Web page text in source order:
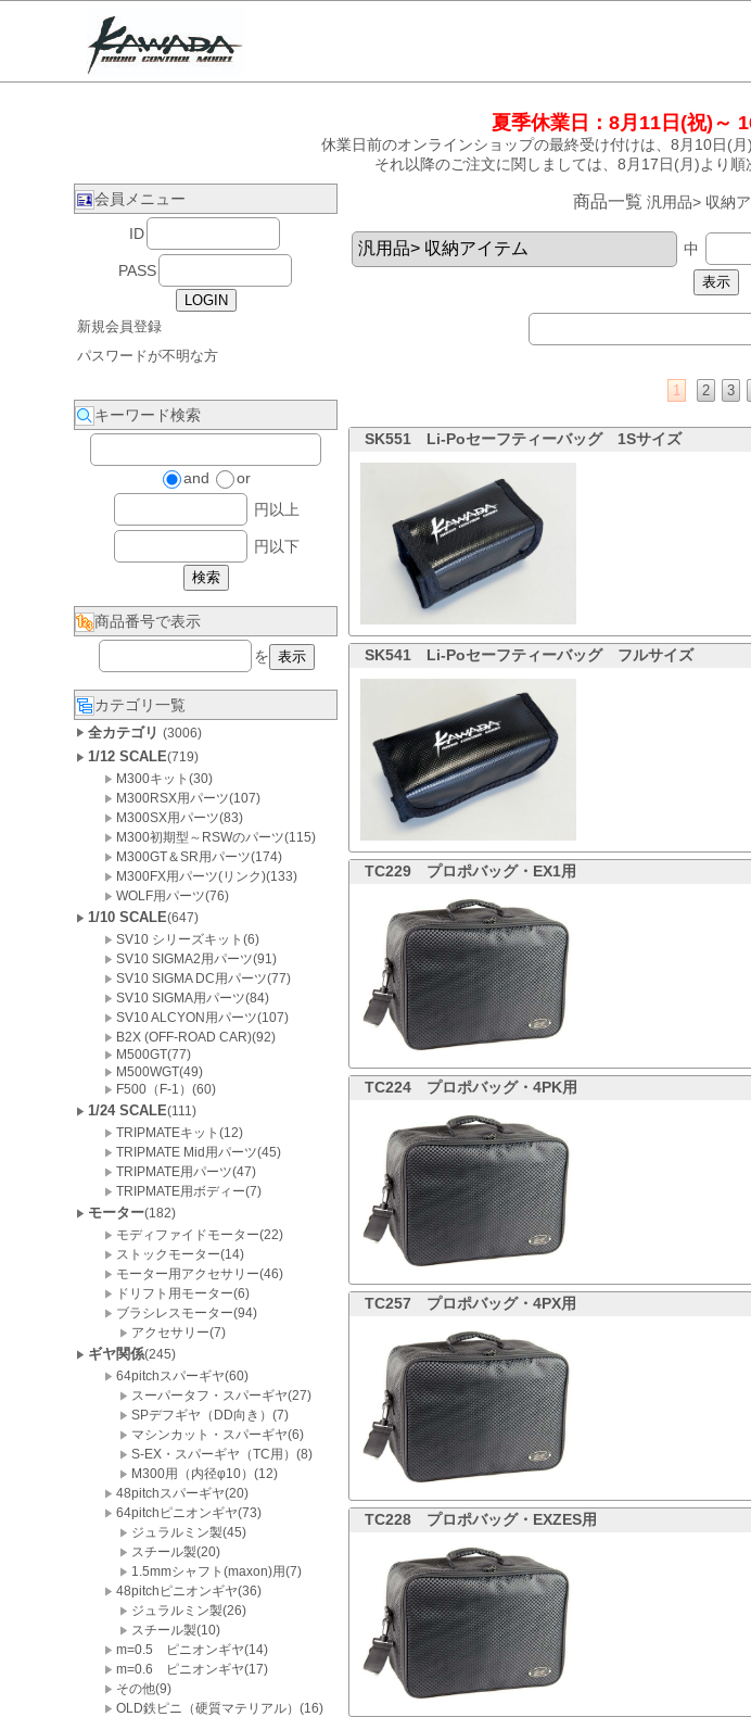
夏季休業日：8月11日(祝)～
休業日前のオンラインショップの最終受け付けは、8月10日(月
それ以降のご注文に関しましては、8月17日(月)より順
会員メニュー
ID
PASS
新規会員登録
パスワードが不明な方
キーワード検索
and
or
円以上
円以下
商品番号で表示
を
カテゴリ一覧
全カテゴリ (3006)
1/12 SCALE(719)
M300キット(30)
M300RSX用パーツ(107)
M300SX用パーツ(83)
M300初期型～RSWのパーツ(115)
M300GT＆SR用パーツ(174)
M300FX用パーツ(リンク)(133)
WOLF用パーツ(76)
1/10 SCALE(647)
SV10 シリーズキット(6)
SV10 SIGMA2用パーツ(91)
SV10 SIGMA DC用パーツ(77)
SV10 SIGMA用パーツ(84)
SV10 ALCYON用パーツ(107)
B2X (OFF-ROAD CAR)(92)
M500GT(77)
M500WGT(49)
F500（F-1）(60)
1/24 SCALE(111)
TRIPMATEキット(12)
TRIPMATE Mid用パーツ(45)
TRIPMATE用パーツ(47)
TRIPMATE用ボディー(7)
モーター(182)
モディファイドモーター(22)
ストックモーター(14)
モーター用アクセサリー(46)
ドリフト用モーター(6)
ブラシレスモーター(94)
アクセサリー(7)
ギヤ関係(245)
64pitchスパーギヤ(60)
スーパータフ・スパーギヤ(27)
SPデフギヤ（DD向き）(7)
マシンカット・スパーギヤ(6)
S-EX・スパーギヤ（TC用）(8)
M300用（内径φ10）(12)
48pitchスパーギヤ(20)
64pitchピニオンギヤ(73)
ジュラルミン製(45)
スチール製(20)
1.5mmシャフト(maxon)用(7)
48pitchピニオンギヤ(36)
ジュラルミン製(26)
スチール製(10)
m=0.5 ピニオンギヤ(14)
m=0.6 ピニオンギヤ(17)
その他(9)
OLD鉄ピニ（硬質マテリアル）(16)
商品一覧 汎用品> 収納
中
1 2 3
SK551
Li-Poセーフティーバッグ 1Sサイズ
SK541
Li-Poセーフティーバッグ フルサイズ
TC229 プロポバッグ・EX1用
TC224 プロポバッグ・4PK用
TC257 プロポバッグ・4PX用
TC228 プロポバッグ・EXZES用